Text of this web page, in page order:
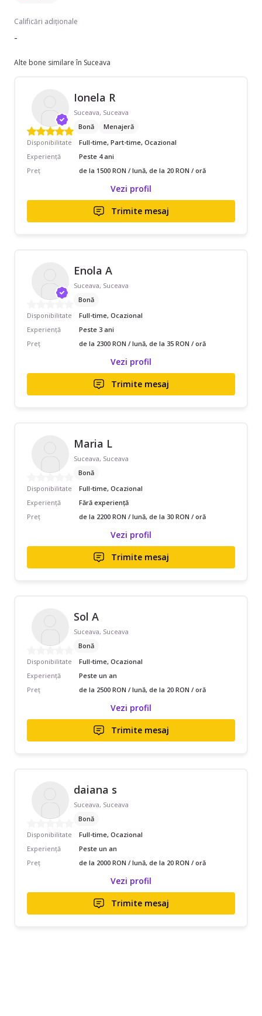
Calificări adiționale
-
Alte bone similare în Suceava
Ionela R
Suceava, Suceava
Bonă
Menajeră
Disponibilitate
Full-time, Part-time, Ocazional
Experiență
Peste 4 ani
Preț
de la 1500 RON / lună, de la 20 RON / oră
Vezi profil
Trimite mesaj
Enola A
Suceava, Suceava
Bonă
Disponibilitate
Full-time, Ocazional
Experiență
Peste 3 ani
Preț
de la 2300 RON / lună, de la 35 RON / oră
Vezi profil
Trimite mesaj
Maria L
Suceava, Suceava
Bonă
Disponibilitate
Full-time, Ocazional
Experiență
Fără experiență
Preț
de la 2200 RON / lună, de la 30 RON / oră
Vezi profil
Trimite mesaj
Sol A
Suceava, Suceava
Bonă
Disponibilitate
Full-time, Ocazional
Experiență
Peste un an
Preț
de la 2500 RON / lună, de la 20 RON / oră
Vezi profil
Trimite mesaj
daiana s
Suceava, Suceava
Bonă
Disponibilitate
Full-time, Ocazional
Experiență
Peste un an
Preț
de la 2000 RON / lună, de la 20 RON / oră
Vezi profil
Trimite mesaj